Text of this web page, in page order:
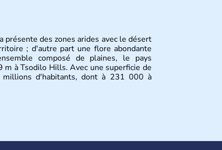
des zones arides avec le désert
; d'autre part une flore abondante
composé de plaines, le pays
à Tsodilo Hills. Avec une superficie de
d'habitants, dont à 231 000 à